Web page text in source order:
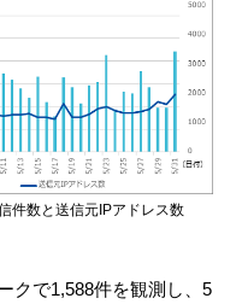
件数と送信元IPアドレス数
クで1,588件を観測し、5